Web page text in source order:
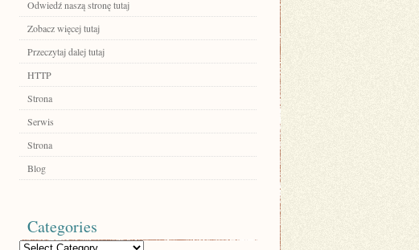
Odwiedź naszą stronę tutaj
Zobacz więcej tutaj
Przeczytaj dalej tutaj
HTTP
Strona
Serwis
Strona
Blog
Categories
Categories